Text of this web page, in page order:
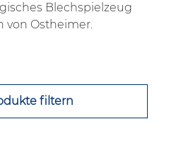
Blechspielzeug
von Ostheimer.
filtern